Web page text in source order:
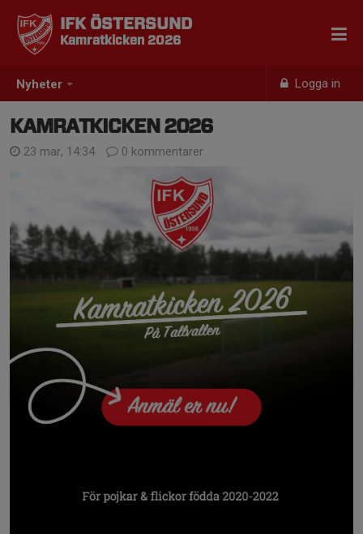
Nyheter Logga in
IFK ÖSTERSUND
Kamratkicken 2026
KAMRATKICKEN 2026
23 mar, 14:34 0 kommentarer